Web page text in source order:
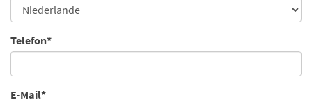
Telefon*
E-Mail*